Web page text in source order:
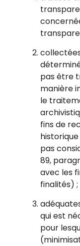
pas être
manière
le
fins de
pas
89,
avec les
finalités) ;
qui est
pour